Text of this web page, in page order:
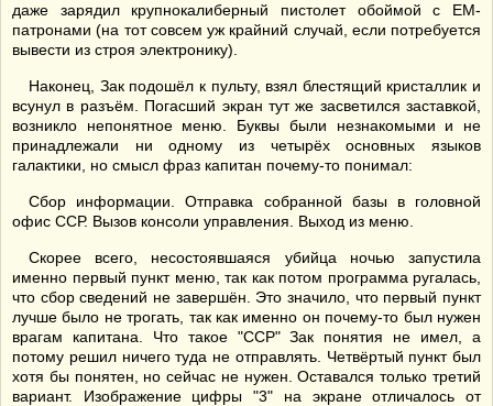
даже зарядил крупнокалиберный пистолет обоймой с ЕМ-
патронами (на тот совсем уж крайний случай, если потребуется
вывести из строя электронику).
Наконец, Зак подошёл к пульту, взял блестящий кристаллик и
всунул в разъём. Погасший экран тут же засветился заставкой,
возникло непонятное меню. Буквы были незнакомыми и не
принадлежали ни одному из четырёх основных языков
галактики, но смысл фраз капитан почему-то понимал:
Сбор информации. Отправка собранной базы в головной
офис ССР. Вызов консоли управления. Выход из меню.
Скорее всего, несостоявшаяся убийца ночью запустила
именно первый пункт меню, так как потом программа ругалась,
что сбор сведений не завершён. Это значило, что первый пункт
лучше было не трогать, так как именно он почему-то был нужен
врагам капитана. Что такое "ССР" Зак понятия не имел, а
потому решил ничего туда не отправлять. Четвёртый пункт был
хотя бы понятен, но сейчас не нужен. Оставался только третий
вариант. Изображение цифры "3" на экране отличалось от